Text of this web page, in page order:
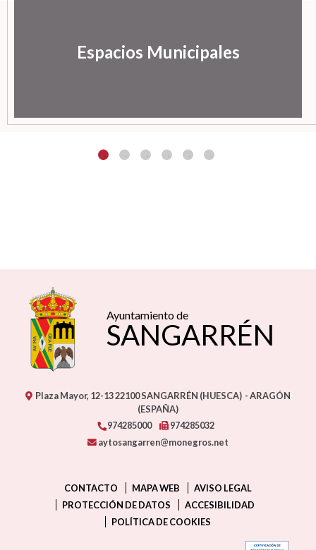
Espacios Municipales
Ayuntamiento de
SANGARRÉN
Plaza Mayor, 12-1322100SANGARRÉN (HUESCA) - ARAGÓN
(ESPAÑA)
974285000
974285032
aytosangarren@monegros.net
CONTACTO MAPA WEB
AVISO LEGAL
PROTECCIÓN DE DATOS
ACCESIBILIDAD
POLÍTICA DE COOKIES